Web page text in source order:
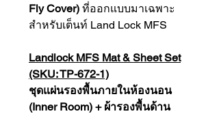
Fly Cover) ที่ออกแบบมาเฉพาะ
สำหรับเต็นท์ Land Lock MFS
Landlock MFS Mat & Sheet Set
(SKU: TP-672-1)
ชุดแผ่นรองพื้นภายในห้องนอน
(Inner Room) + ผ้ารองพื้นด้าน